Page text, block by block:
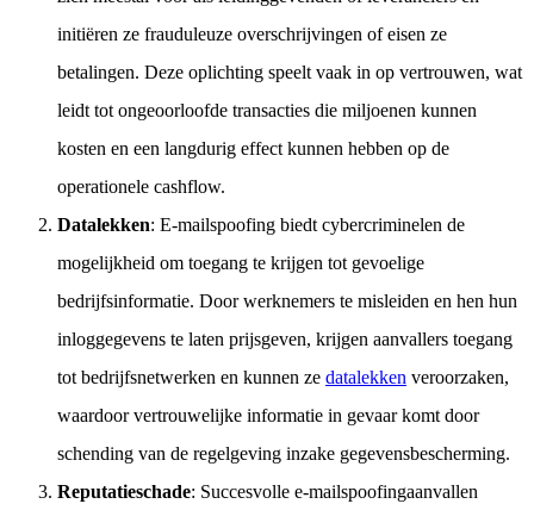
initiëren ze frauduleuze overschrijvingen of eisen ze
betalingen. Deze oplichting speelt vaak in op vertrouwen, wat
leidt tot ongeoorloofde transacties die miljoenen kunnen
kosten en een langdurig effect kunnen hebben op de
operationele cashflow.
Datalekken: E-mailspoofing biedt cybercriminelen de
mogelijkheid om toegang te krijgen tot gevoelige
bedrijfsinformatie. Door werknemers te misleiden en hen hun
inloggegevens te laten prijsgeven, krijgen aanvallers toegang
tot bedrijfsnetwerken en kunnen ze datalekken veroorzaken,
waardoor vertrouwelijke informatie in gevaar komt door
schending van de regelgeving inzake gegevensbescherming.
Reputatieschade: Succesvolle e-mailspoofingaanvallen